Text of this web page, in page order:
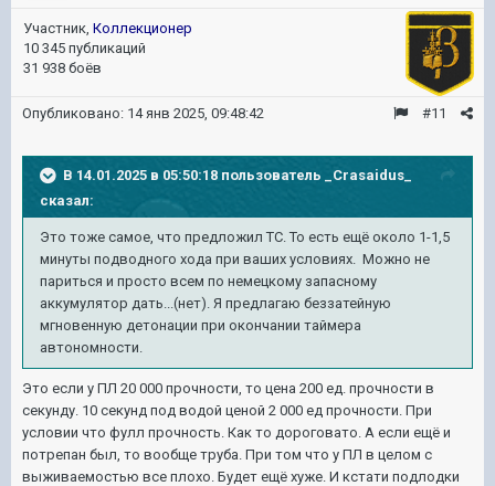
Участник, Коллекционер
10 345 публикаций
31 938 боёв
#11
Опубликовано: 14 янв 2025, 09:48:42
В 14.01.2025 в 05:50:18 пользователь
_Crasaidus_
сказал:
Это тоже самое, что предложил ТС. То есть ещё около 1-1,5
минуты подводного хода при ваших условиях. Можно не
париться и просто всем по немецкому запасному
аккумулятор дать...(нет). Я предлагаю беззатейную
мгновенную детонации при окончании таймера
автономности.
Это если у ПЛ 20 000 прочности, то цена 200 ед. прочности в
секунду. 10 секунд под водой ценой 2 000 ед прочности. При
условии что фулл прочность. Как то дороговато. А если ещё и
потрепан был, то вообще труба. При том что у ПЛ в целом с
выживаемостью все плохо. Будет ещё хуже. И кстати подлодки